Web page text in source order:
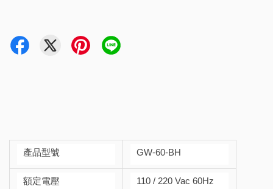
產品型號 GW-60-BH
額定電壓 110 / 220 Vac 60Hz